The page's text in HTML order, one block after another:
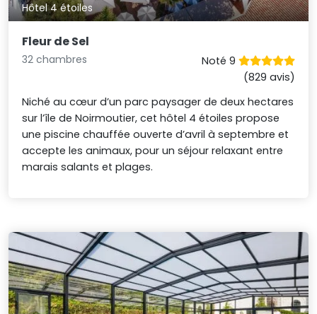
Hôtel 4 étoiles
Fleur de Sel
32 chambres
Noté 9
(829 avis)
Niché au cœur d’un parc paysager de deux hectares
sur l’île de Noirmoutier, cet hôtel 4 étoiles propose
une piscine chauffée ouverte d’avril à septembre et
accepte les animaux, pour un séjour relaxant entre
marais salants et plages.